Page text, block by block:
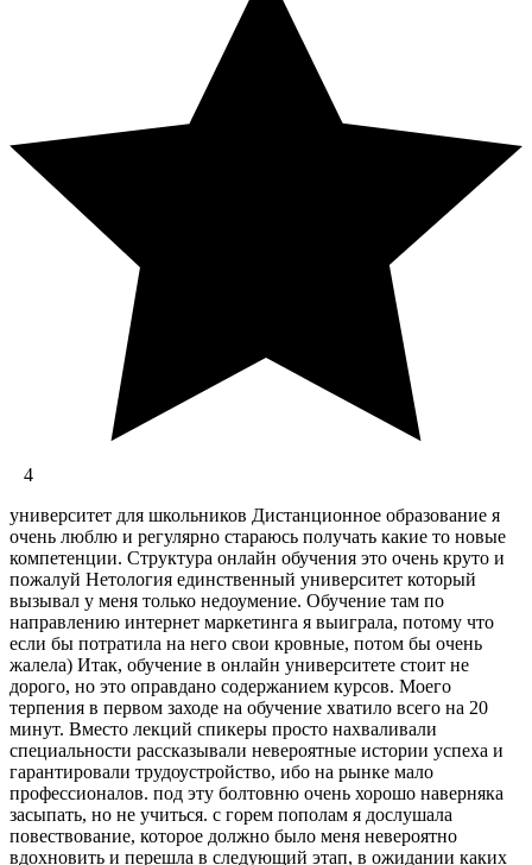
4
университет для школьников Дистанционное образование я
очень люблю и регулярно стараюсь получать какие то новые
компетенции. Структура онлайн обучения это очень круто и
пожалуй Нетология единственный университет который
вызывал у меня только недоумение. Обучение там по
направлению интернет маркетинга я выиграла, потому что
если бы потратила на него свои кровные, потом бы очень
жалела) Итак, обучение в онлайн университете стоит не
дорого, но это оправдано содержанием курсов. Моего
терпения в первом заходе на обучение хватило всего на 20
минут. Вместо лекций спикеры просто нахваливали
специальности рассказывали невероятные истории успеха и
гарантировали трудоустройство, ибо на рынке мало
профессионалов. под эту болтовню очень хорошо наверняка
засыпать, но не учиться. с горем пополам я дослушала
повествование, которое должно было меня невероятно
вдохновить и перешла в следующий этап, в ожидании каких